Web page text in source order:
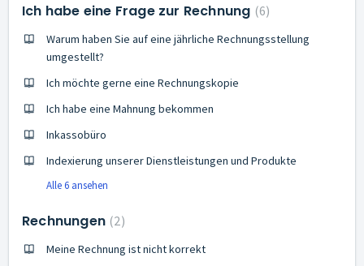
Ich habe eine Frage zur Rechnung 6
Warum haben Sie auf eine jährliche Rechnungsstellung
umgestellt?
Ich möchte gerne eine Rechnungskopie
Ich habe eine Mahnung bekommen
Inkassobüro
Indexierung unserer Dienstleistungen und Produkte
Alle 6 ansehen
Rechnungen 2
Meine Rechnung ist nicht korrekt